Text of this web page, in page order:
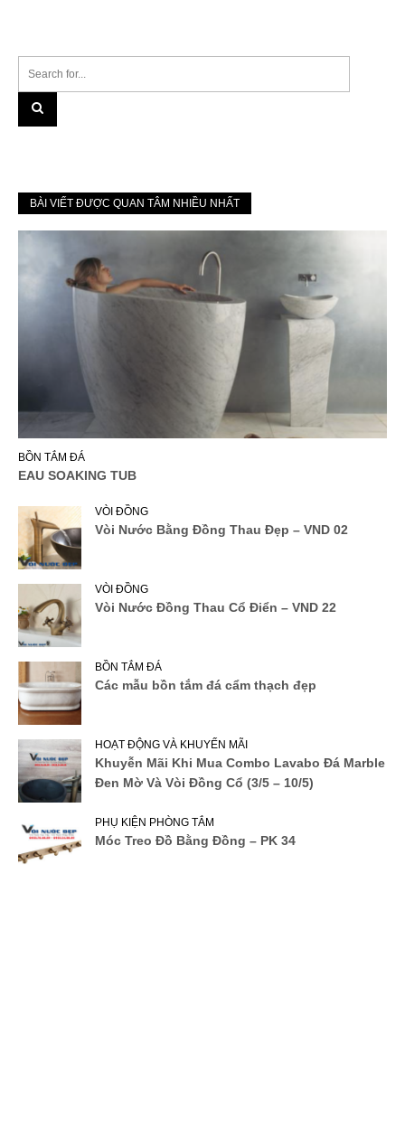
BÀI VIẾT ĐƯỢC QUAN TÂM NHIỀU NHẤT
BỒN TẮM ĐÁ
EAU SOAKING TUB
VÒI ĐỒNG
Vòi Nước Bằng Đồng Thau Đẹp – VND 02
VÒI ĐỒNG
Vòi Nước Đồng Thau Cổ Điển – VND 22
BỒN TẮM ĐÁ
Các mẫu bồn tắm đá cẩm thạch đẹp
HOẠT ĐỘNG VÀ KHUYẾN MÃI
Khuyễn Mãi Khi Mua Combo Lavabo Đá Marble
Đen Mờ Và Vòi Đồng Cổ (3/5 – 10/5)
PHỤ KIỆN PHÒNG TẮM
Móc Treo Đồ Bằng Đồng – PK 34